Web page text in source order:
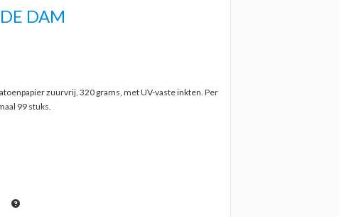
DAM
zuurvrij, 320 grams, met UV-vaste inkten. Per
99 stuks.